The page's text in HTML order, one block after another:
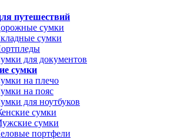
путешествий
сумки
сумки
для документов
сумки
на плечо
на пояс
для ноутбуков
сумки
сумки
портфели